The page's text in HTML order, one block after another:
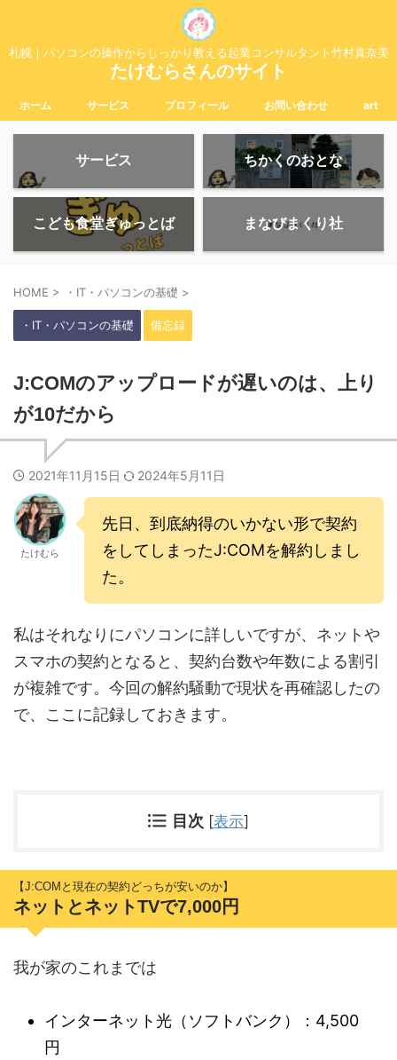
札幌｜パソコンの操作からしっかり教える起業コンサルタント竹村真奈美
たけむらさんのサイト
ホーム サービス プロフィール お問い合わせ art
サービス ちかくのおとな
こども食堂ぎゅっとば まなびまくり社
HOME > ・IT・パソコンの基礎 >
・IT・パソコンの基礎 備忘録
J:COMのアップロードが遅いのは、上り
が10だから
2021年11月15日 2024年5月11日
たけむら
先日、到底納得のいかない形で契約
をしてしまったJ:COMを解約しまし
た。
私はそれなりにパソコンに詳しいですが、ネットや
スマホの契約となると、契約台数や年数による割引
が複雑です。今回の解約騒動で現状を再確認したの
で、ここに記録しておきます。
目次 [表示]
【J:COMと現在の契約どっちが安いのか】
ネットとネットTVで7,000円
我が家のこれまでは
インターネット光（ソフトバンク）：4,500
円